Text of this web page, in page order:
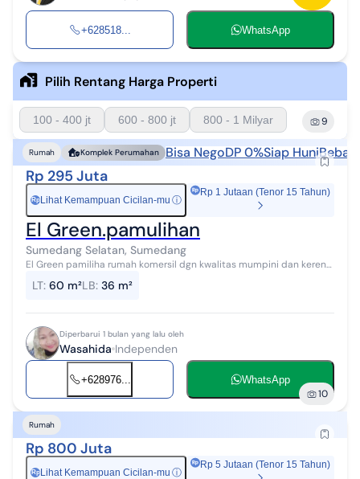
+628518... WhatsApp
Pilih Rentang Harga Properti
100 - 400 jt 600 - 800 jt 800 - 1 Milyar 9
Rumah Komplek Perumahan Bisa NegoDP 0%Siap HuniBebas
Rp 295 Juta
Rp Lihat Kemampuan Cicilan-mu ⓘ
Rp 1 Jutaan (Tenor 15 Tahun)
El Green.pamulihan
Sumedang Selatan, Sumedang
El Green pamiliha rumah komersil dgn kwalitas mumpini dan keren
JUTA ALL IN FREE BIAY...
LT: 60 m²LB: 36 m²
Diperbarui 1 bulan yang lalu oleh
Wasahida Independen
+628976... WhatsApp
10
Rumah
Rp 800 Juta
Rp Lihat Kemampuan Cicilan-mu ⓘ
Rp 5 Jutaan (Tenor 15 Tahun)